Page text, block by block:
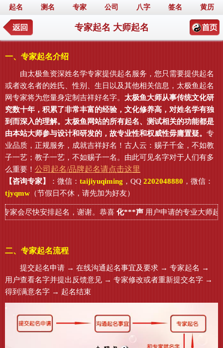
起名 测名 专家 公司 八字 签名 黄历
专家起名 大师起名
一、专家起名介绍
由太极鱼资深姓名学专家提供起名服务，您只需要提供起名
或者改名者的姓氏、性别、生日以及其他相关信息，太极鱼起名
网专家将为您量身定制吉祥好名字。 太极鱼大师从事传统文化研
究数十年，积累了非常丰富的经验，文化修养高，对姓名学有独
到而深入的理解。太极鱼网站的所有起名、测试相关的功能都是
由本站大师参与设计和研发的，故专业性和权威性毋庸置疑。 专
业品质，正规服务，成就吉祥好名！古人云：赐子千金，不如教
子一艺；教子一艺，不如赐子一名。由此可见名字对于人们有多
么重要！ 公司起名/品牌起名请点击这里
【咨询专家】 ：微信： taijiyuqiming ，QQ 2202048880 ，微信：
tjyqmw （节假日不休，请先加为好友）
家会尽快安排起名，谢谢。恭喜化***声用户申请的专业大师起
二、专家起名流程
提交起名申请 → 在线沟通起名事宜及要求 → 专家起名 →
用户查看名字并提出反馈意见 → 专家修改或者重新提交名字 →
得到满意名字 → 起名结束